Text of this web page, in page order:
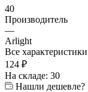
40
Производитель
—
Arlight
Все характеристики
124 ₽
На складе: 30
Нашли дешевле?